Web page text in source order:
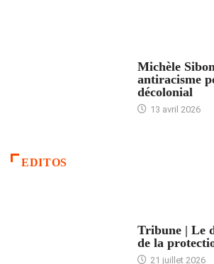
Michèle
antiracisme
décolonial
13 avril 2026
EDITOS
Tribune | Le
de la
21 juillet 2026